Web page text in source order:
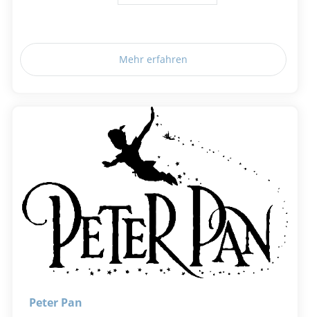
Mehr erfahren
Peter Pan